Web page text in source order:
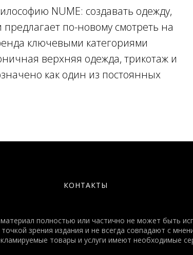
NUME: создавать одежду,
по-новому смотреть на
ключевыми категориями
верхняя одежда, трикотаж и
как один из постоянных
КОНТАКТЫ
полностью или частично не может быть
зрения издания и не всегда совпадают с
товары и услуги имеют необходимые